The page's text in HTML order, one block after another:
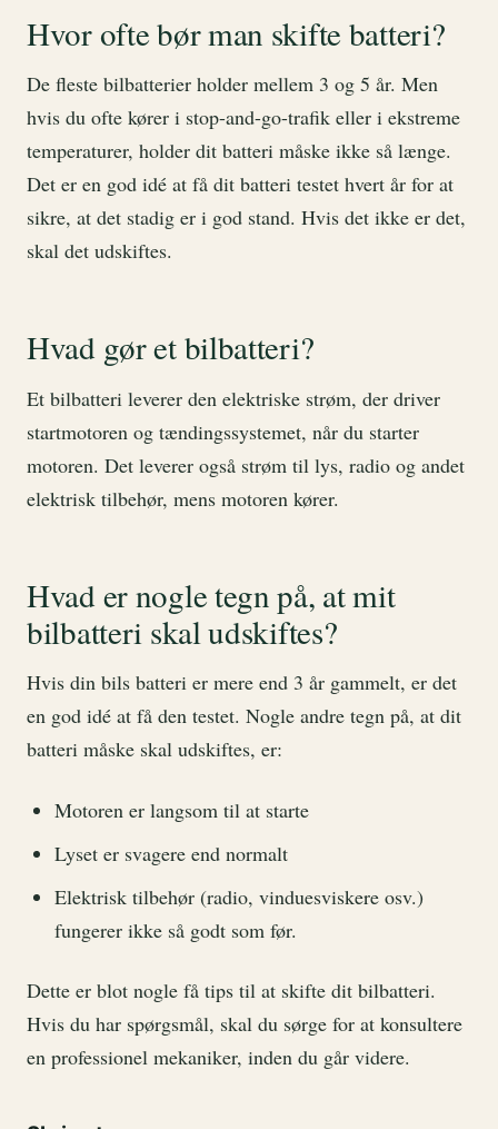
Hvor ofte bør man skifte batteri?
De fleste bilbatterier holder mellem 3 og 5 år. Men
hvis du ofte kører i stop-and-go-trafik eller i ekstreme
temperaturer, holder dit batteri måske ikke så længe.
Det er en god idé at få dit batteri testet hvert år for at
sikre, at det stadig er i god stand. Hvis det ikke er det,
skal det udskiftes.
Hvad gør et bilbatteri?
Et bilbatteri leverer den elektriske strøm, der driver
startmotoren og tændingssystemet, når du starter
motoren. Det leverer også strøm til lys, radio og andet
elektrisk tilbehør, mens motoren kører.
Hvad er nogle tegn på, at mit
bilbatteri skal udskiftes?
Hvis din bils batteri er mere end 3 år gammelt, er det
en god idé at få den testet. Nogle andre tegn på, at dit
batteri måske skal udskiftes, er:
Motoren er langsom til at starte
Lyset er svagere end normalt
Elektrisk tilbehør (radio, vinduesviskere osv.)
fungerer ikke så godt som før.
Dette er blot nogle få tips til at skifte dit bilbatteri.
Hvis du har spørgsmål, skal du sørge for at konsultere
en professionel mekaniker, inden du går videre.